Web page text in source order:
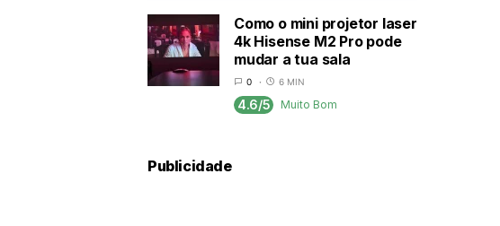
Como o mini projetor laser
4k Hisense M2 Pro pode
mudar a tua sala
0 6 MIN
4.6/5 Muito Bom
Publicidade